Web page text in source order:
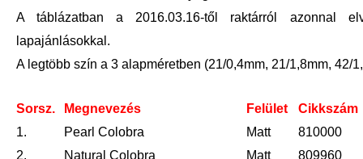
A táblázatban a 2016.03.16-től raktárról azonnal
lapajánlásokkal.
A legtöbb szín a 3 alapméretben (21/0,4mm, 21/1,8mm, 42/
Sorsz. Megnevezés Felület
Cikkszám
1.
Pearl Colobra Matt
810000
2.
Natural Colobra Matt
809960